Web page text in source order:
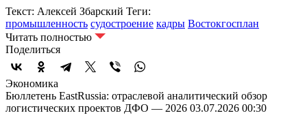
Текст: Алексей Збарский Теги:
промышленность судостроение кадры Востокгосплан
Читать полностью
Поделиться
Экономика
Бюллетень EastRussia: отраслевой аналитический обзор
логистических проектов ДФО — 2026 03.07.2026 00:30